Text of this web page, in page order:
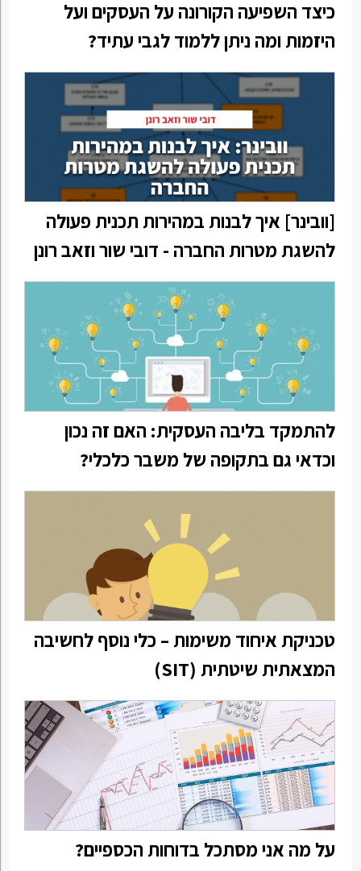
כיצד השפיעה הקורונה על העסקים ועל
היזמות ומה ניתן ללמוד לגבי עתיד?
[וובינר] איך לבנות במהירות תכנית פעולה
להשגת מטרות החברה - דובי שור וזאב רונן
להתמקד בליבה העסקית: האם זה נכון
וכדאי גם בתקופה של משבר כלכלי?
טכניקת איחוד משימות – כלי נוסף לחשיבה
המצאתית שיטתית (SIT)
על מה אני מסתכל בדוחות הכספיים?